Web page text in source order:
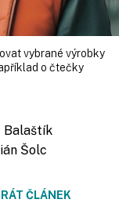
vybrané výrobky
o čtečky
Balaštík
Šolc
ČLÁNEK